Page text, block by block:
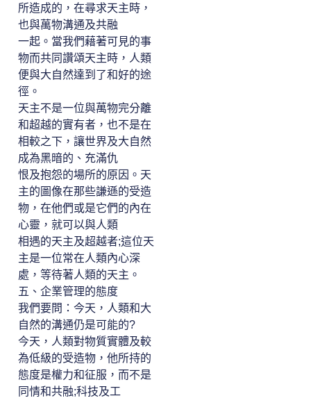
所造成的，在尋求天主時，
也與萬物溝通及共融
一起。當我們藉著可見的事
物而共同讚頌天主時，人類
便與大自然達到了和好的途
徑。
天主不是一位與萬物完分離
和超越的實有者，也不是在
相較之下，讓世界及大自然
成為黑暗的、充滿仇
恨及抱怨的場所的原因。天
主的圖像在那些謙遜的受造
物，在他們或是它們的內在
心靈，就可以與人類
相遇的天主及超越者;這位天
主是一位常在人類內心深
處，等待著人類的天主。
五、企業管理的態度
我們要問：今天，人類和大
自然的溝通仍是可能的?
今天，人類對物質實體及較
為低級的受造物，他所持的
態度是權力和征服，而不是
同情和共融;科技及工